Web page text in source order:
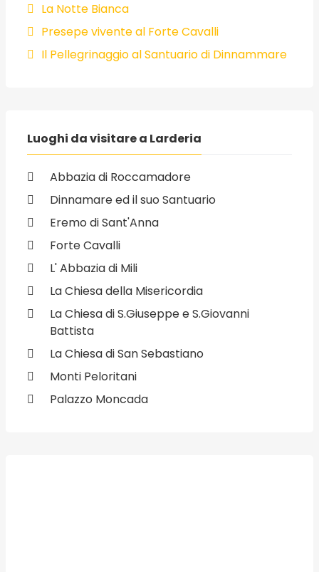
La Notte Bianca
Presepe vivente al Forte Cavalli
Il Pellegrinaggio al Santuario di Dinnammare
Luoghi da visitare a Larderia
Abbazia di Roccamadore
Dinnamare ed il suo Santuario
Eremo di Sant'Anna
Forte Cavalli
L' Abbazia di Mili
La Chiesa della Misericordia
La Chiesa di S.Giuseppe e S.Giovanni
Battista
La Chiesa di San Sebastiano
Monti Peloritani
Palazzo Moncada